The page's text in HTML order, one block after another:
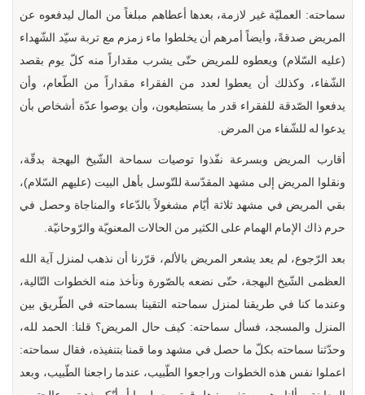
سماحته: العمليّة غير لازمة، بعدها أعطاهم مبلغاً من المال ليدفعوه عن
المريض صدقةً، وأيضاً أمرهم أن يخلطوا ماء زمزم مع تربة سيّد الشّهداء
(عليه السّلام) ويعطوه للمريض حتّى يشرب مقداراً منه كلّ يوم بقصد
الشّفاء، وكذلك أن يعطوا لعدد من الفقراء مقداراً من الطّعام، وأن
يدفعوا الصّدقة للفقراء قدر ما يستطيعون، وأن يوصوا عدّة أشخاص بأن
يدعوا له للشّفاء من المرض.
أقارب المريض وبسرعة نفّذوا توصيات سماحة الشّيخ البهجة بدقّة،
ونقلوا المريض إلى مشهد المقدّسة للتّوسل بأهل البيت (عليهم السّلام)،
بقي المريض في مشهد ثلاثة أيّام مشغولاً بالدّعاء والمناجاة وحصل في
حرم ذاك الإمام الهمام على الكثير من الحالات المعنويّة والرّوحانيّة.
بعد الرّجوع، لم يعد يشعر المريض بالألم، قرّرنا أن نذهب لمنزل آية الله
العظمى الشّيخ البهجة، حتّى نضعه بالصّورة ونأخذ منه الخطوات التّالية،
وعندما كنا في طريقنا لمنزل سماحته التقينا بسماحته في الطّريق بين
المنزل والمسجد، فسأل سماحته: كيف حال المريض؟ قلنا: الحمد لله،
وحدّثنا سماحته بكلّ ما حصل في مشهد وما قمنا بتنفيذه، فقال سماحته:
اعملوا نفس هذه الخطوات وراجعوا الطّبيب، عندما راجعنا الطّبيب، وبعد